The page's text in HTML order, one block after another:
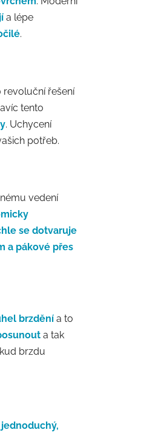
a lépe
.
revoluční řešení
tento
. Uchycení
potřeb.
vedení
se dotvaruje
a pákové přes
brzdění a to
a tak
brzdu